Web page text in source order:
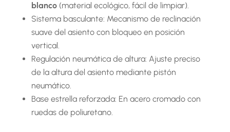
blanco(material ecológico, fácil de limpiar).
Sistema basculante: Mecanismo de reclinación
suave del asiento con bloqueo en posición
vertical.
Regulación neumática de altura: Ajuste preciso
de la altura del asiento mediante pistón
neumático.
Base estrella reforzada: En acero cromado con
ruedas de poliuretano.